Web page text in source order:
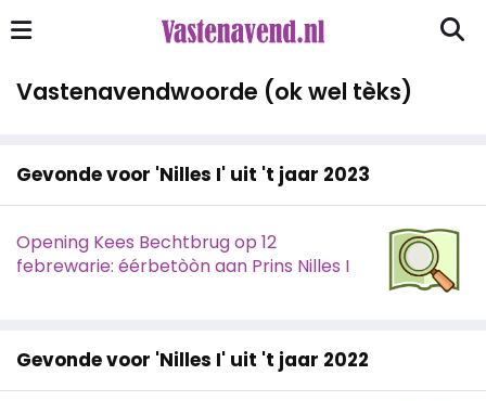
Vastenavendwoorde (ok wel tèks)
Gevonde voor 'Nilles I' uit 't jaar 2023
Opening Kees Bechtbrug op 12
febrewarie: éérbetòòn aan Prins Nilles I
Gevonde voor 'Nilles I' uit 't jaar 2022